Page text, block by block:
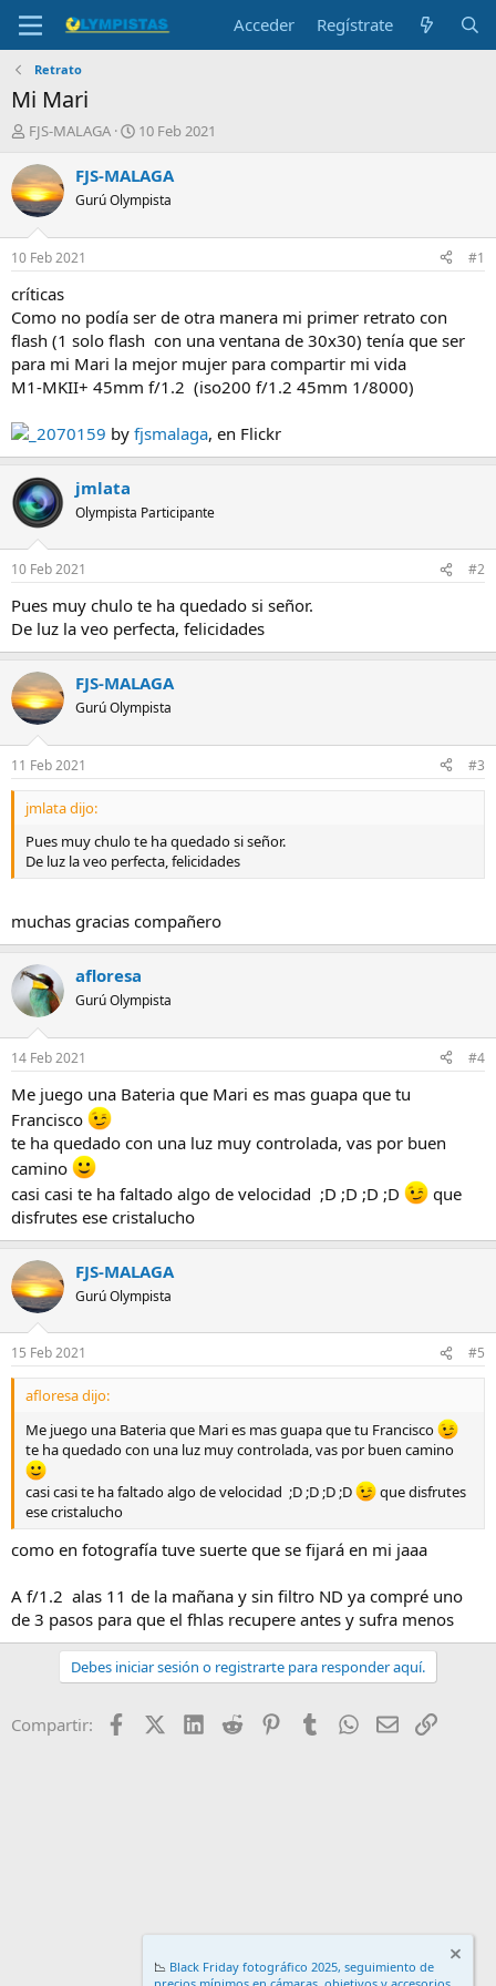
Acceder Regístrate
Retrato
Mi Mari
I
i
c
i
a
d
o
r
e
l
t
e
a
FJS-MALAGA
F
c
a
i
c
i
o
10 Feb 2021
FJS-MALAGA
Gurú Olympista
10 Feb 2021 #1
críticas
Como no podía ser de otra manera mi primer retrato con
flash (1 solo flash con una ventana de 30x30) tenía que ser
para mi Mari la mejor mujer para compartir mi vida
M1-MKII+ 45mm f/1.2 (iso200 f/1.2 45mm 1/8000)
_2070159 by fjsmalaga, en Flickr
jmlata
Olympista Participante
10 Feb 2021 #2
Pues muy chulo te ha quedado si señor.
De luz la veo perfecta, felicidades
FJS-MALAGA
Gurú Olympista
11 Feb 2021 #3
jmlata dijo:
Pues muy chulo te ha quedado si señor.
De luz la veo perfecta, felicidades
muchas gracias compañero
afloresa
Gurú Olympista
14 Feb 2021 #4
Me juego una Bateria que Mari es mas guapa que tu
Francisco
te ha quedado con una luz muy controlada, vas por buen
camino
casi casi te ha faltado algo de velocidad ;D ;D ;D ;D
que
disfrutes ese cristalucho
FJS-MALAGA
Gurú Olympista
15 Feb 2021 #5
afloresa dijo:
Me juego una Bateria que Mari es mas guapa que tu Francisco
te ha quedado con una luz muy controlada, vas por buen camino
casi casi te ha faltado algo de velocidad ;D ;D ;D ;D
que disfrutes
ese cristalucho
como en fotografía tuve suerte que se fijará en mi jaaa
A f/1.2 alas 11 de la mañana y sin filtro ND ya compré uno
de 3 pasos para que el fhlas recupere antes y sufra menos
Debes iniciar sesión o registrarte para responder aquí.
Compartir: FacebookX (Twitter)
LinkedIn
Reddit PinterestTumblr WhatsApp
EmailEnlace
📉 Black Friday fotográfico 2025, seguimiento de